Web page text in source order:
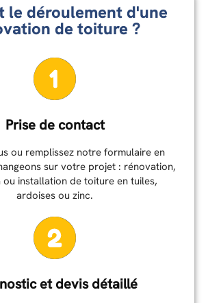
le déroulement d'une
de toiture ?
Prise de contact
ou remplissez notre formulaire en
sur votre projet : rénovation,
installation de toiture en tuiles,
ardoises ou zinc.
et devis détaillé